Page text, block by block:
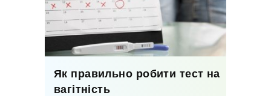
Як правильно робити тест на
вагітність